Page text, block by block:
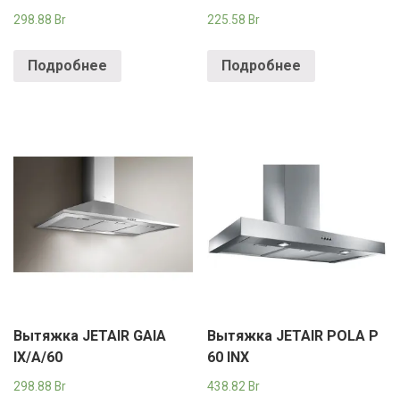
298.88 Br
Подробнее
225.58Br
Подробнее
Вытяжка JETAIR GAIA
IX/A/60
298.88 Br
Вытяжка JETAIR POLA P
60 INX
438.82Br